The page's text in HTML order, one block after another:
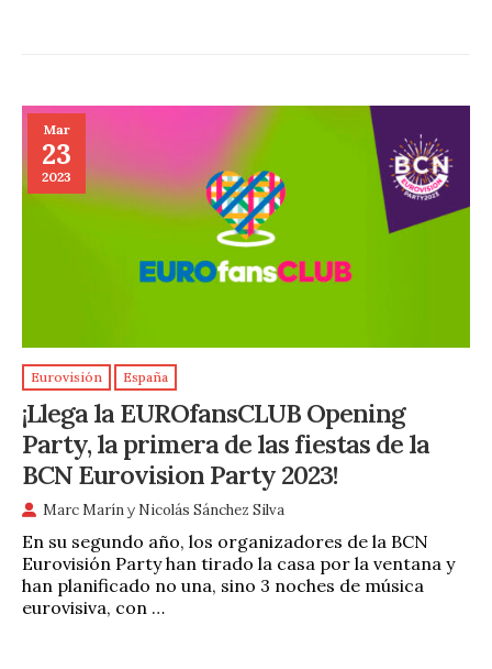
Mar
23
2023
Eurovisión España
¡Llega la EUROfansCLUB Opening
Party, la primera de las fiestas de la
BCN Eurovision Party 2023!
Marc Maríny Nicolás Sánchez Silva
En su segundo año, los organizadores de la BCN
Eurovisión Party han tirado la casa por la ventana y
han planificado no una, sino 3 noches de música
eurovisiva, con …